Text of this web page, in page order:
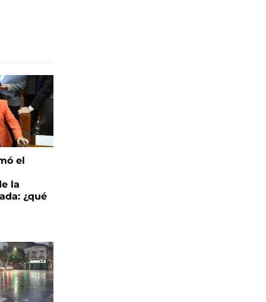
el
la
¿qué